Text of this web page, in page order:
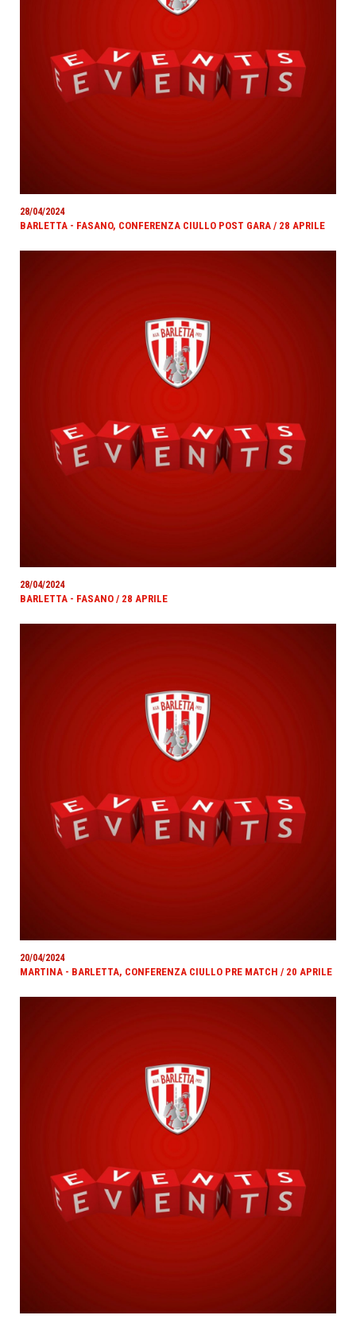
28/04/2024
BARLETTA - FASANO, CONFERENZA CIULLO POST GARA / 28 APRILE
28/04/2024
BARLETTA - FASANO / 28 APRILE
20/04/2024
MARTINA - BARLETTA, CONFERENZA CIULLO PRE MATCH / 20 APRILE